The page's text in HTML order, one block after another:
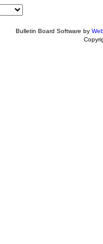
Bulletin Board Software by